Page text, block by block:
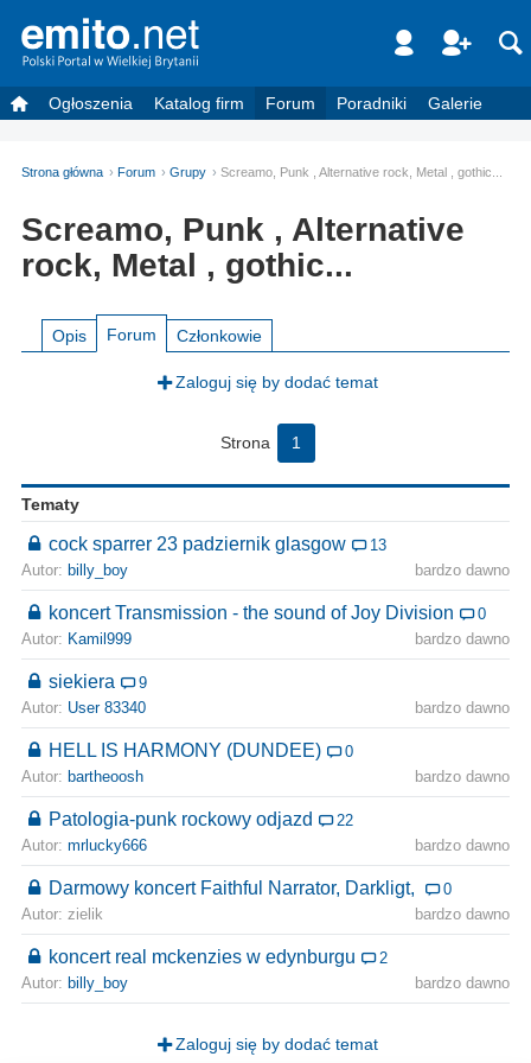
Ogłoszenia Katalog firm Forum Poradniki Galerie
Strona główna Forum Grupy Screamo, Punk , Alternative rock, Metal , gothic...
Screamo, Punk , Alternative
rock, Metal , gothic...
Opis Forum Członkowie
Zaloguj się by dodać temat
Strona 1
Tematy
cock sparrer 23 padziernik glasgow
13
Autor: billy_boy bardzo dawno
koncert Transmission - the sound of Joy Division
0
Autor: Kamil999 bardzo dawno
siekiera
9
Autor: User 83340 bardzo dawno
HELL IS HARMONY (DUNDEE)
0
Autor: bartheoosh bardzo dawno
Patologia-punk rockowy odjazd
22
Autor: mrlucky666 bardzo dawno
Darmowy koncert Faithful Narrator, Darkligt,
0
Autor: zielik
bardzo dawno
koncert real mckenzies w edynburgu
2
Autor: billy_boy bardzo dawno
Zaloguj się by dodać temat